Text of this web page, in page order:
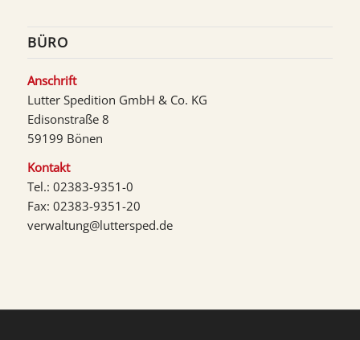
BÜRO
Anschrift
Lutter Spedition GmbH & Co. KG
Edisonstraße 8
59199 Bönen
Kontakt
Tel.: 02383-9351-0
Fax: 02383-9351-20
verwaltung@luttersped.de